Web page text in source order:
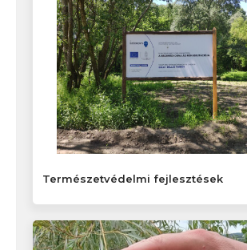
Természetvédelmi fejlesztések